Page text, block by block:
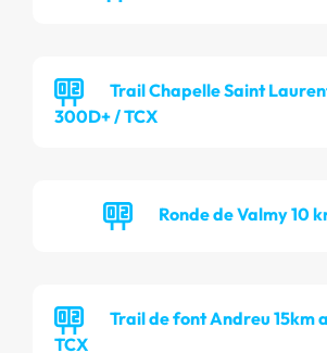
Trail Chapelle Saint
300D+ / TCX
Ronde de Valmy 10
Trail de font Andreu 15km
TCX